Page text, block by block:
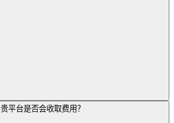
贵平台是否会收取费用？